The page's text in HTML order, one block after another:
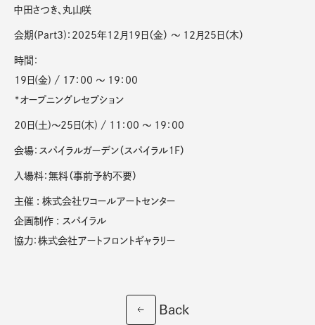
中田さつき、丸山咲
会期(Part3)：2025年12月19日（金） 〜 12月25日（木）
時間：
19日(金) / 17：00 〜 19：00
*オープニングレセプション
20日(土)〜25日(木) / 11：00 〜 19：00
会場：スパイラルガーデン（スパイラル１F）
⼊場料：無料（事前予約不要）
主催 : 株式会社ワコールアートセンター
企画制作 : スパイラル
協⼒：株式会社アートフロントギャラリー
Back